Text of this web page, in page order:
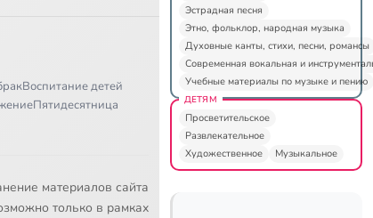
Воспитание детей
Пятидесятница
материалов сайта
только в рамках
Эстрадная песня
Этно, фольклор, народная музыка
Духовные канты, стихи, песни, романсы
Современная вокальная и
Учебные материалы по музыке и пению
ДЕТЯМ
Просветительское
Развлекательное
Художественное
Музыкальное